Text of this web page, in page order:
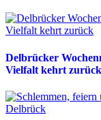
Delbrücker
Vielfalt kehrt zurück